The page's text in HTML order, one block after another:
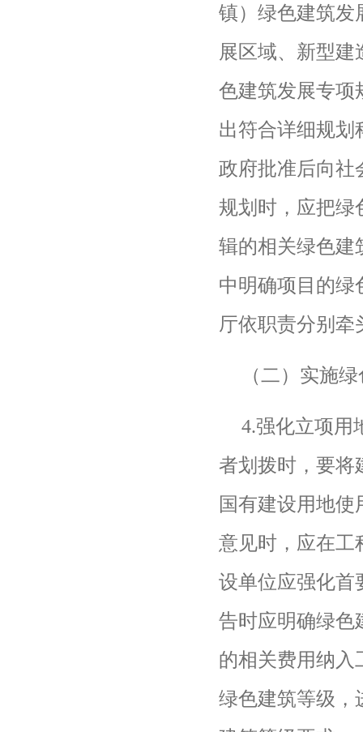
镇）绿色建筑发
展区域、新型
色建筑发展专项
出符合详细规划
政府批准后向社
规划时，应把绿
辑的相关绿色建
中明确项目的绿
厅依职责分别牵
（二）实施
4.强化立项用
者划拨时，要将
国有建设用地
意见时，应在工
设单位应强化首
告时应明确绿色
的相关费用纳入
绿色建筑等级，